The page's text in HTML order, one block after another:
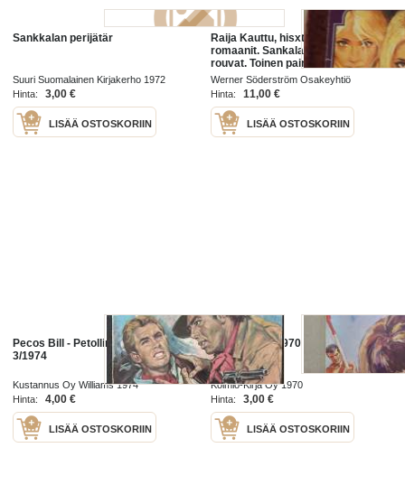
Sankkalan perijätär
Suuri Suomalainen Kirjakerho 1972
Hinta:
3,00 €
LISÄÄ OSTOSKORIIN
Raija Kauttu, hisxtorialliset kartano
romaanit. Sankalan kartanon
rouvat. Toinen painos v.1971.
Sankalan kartanon perijätär. Toinen
painos v.1972,
Werner Söderström Osakeyhtiö
Hinta:
11,00 €
LISÄÄ OSTOSKORIIN
Pecos Bill - Petollinen perijätär N:o
3/1974
Kustannus Oy Williams 1974
Hinta:
4,00 €
LISÄÄ OSTOSKORIIN
Palmu-sarja 1970 nr 11 - Kadonnut
perijätär
Kolmio-Kirja Oy 1970
Hinta:
3,00 €
LISÄÄ OSTOSKORIIN